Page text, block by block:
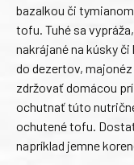
bazalkou či
tofu. Tuhé sa
nakrájané na kúsky
do dezertov,
zdržovať domácou
ochutnať túto
ochutené tofu.
napríklad jemne